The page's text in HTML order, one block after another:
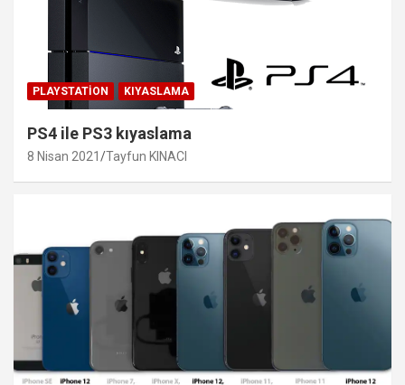
PLAYSTATION KIYASLAMA
PS4 ile PS3 kıyaslama
8 Nisan 2021 Tayfun KINACI